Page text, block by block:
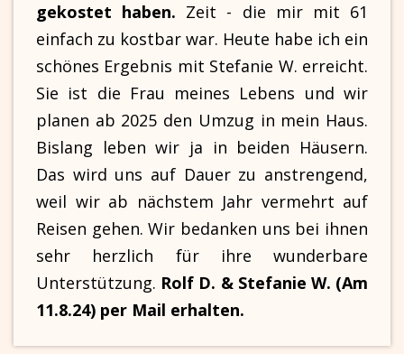
gekostet haben. Zeit - die mir mit 61
einfach zu kostbar war. Heute habe ich ein
schönes Ergebnis mit Stefanie W. erreicht.
Sie ist die Frau meines Lebens und wir
planen ab 2025 den Umzug in mein Haus.
Bislang leben wir ja in beiden Häusern.
Das wird uns auf Dauer zu anstrengend,
weil wir ab nächstem Jahr vermehrt auf
Reisen gehen. Wir bedanken uns bei ihnen
sehr herzlich für ihre wunderbare
Unterstützung. Rolf D. & Stefanie W. (Am
11.8.24) per Mail erhalten.